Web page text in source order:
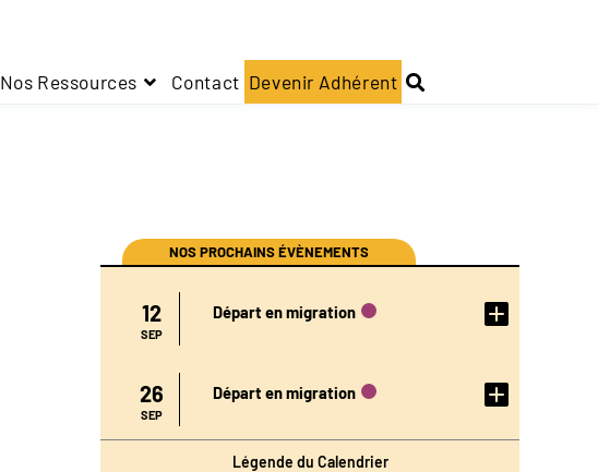
Nos Ressources Contact Devenir Adhérent
NOS PROCHAINS ÉVÈNEMENTS
12
SEP
Départ en migration
DE
L'ÉVÉN
26
SEP
Départ en migration
DE
L'ÉVÉN
Légende du Calendrier